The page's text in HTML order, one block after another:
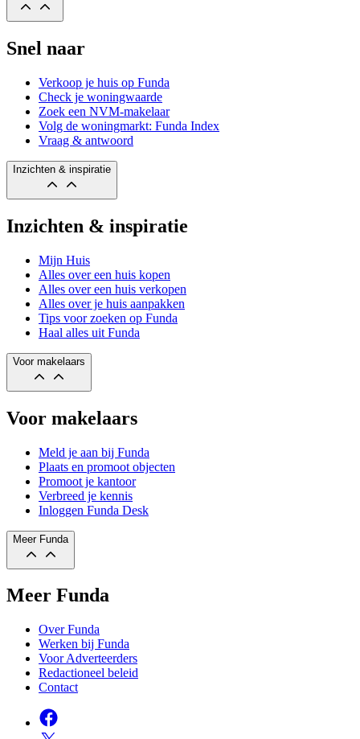
Snel naar
Verkoop je huis op Funda
Check je woningwaarde
Zoek een NVM-makelaar
Volg de woningmarkt: Funda Index
Vraag & antwoord
Inzichten & inspiratie
Inzichten & inspiratie
Mijn Huis
Alles over een huis kopen
Alles over een huis verkopen
Alles over je huis aanpakken
Tips voor zoeken op Funda
Haal alles uit Funda
Voor makelaars
Voor makelaars
Meld je aan bij Funda
Plaats en promoot objecten
Promoot je kantoor
Verbreed je kennis
Inloggen Funda Desk
Meer Funda
Meer Funda
Over Funda
Werken bij Funda
Voor Adverteerders
Redactioneel beleid
Contact